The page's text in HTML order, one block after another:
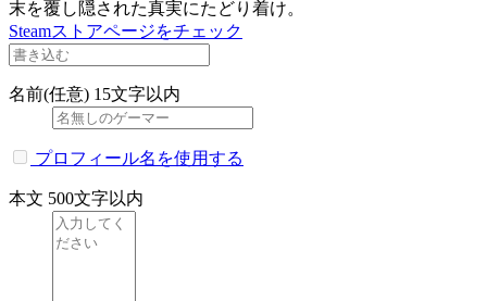
末を覆し隠された真実にたどり着け。
Steamストアページをチェック
名前(任意) 15文字以内
プロフィール名を使用する
本文 500文字以内